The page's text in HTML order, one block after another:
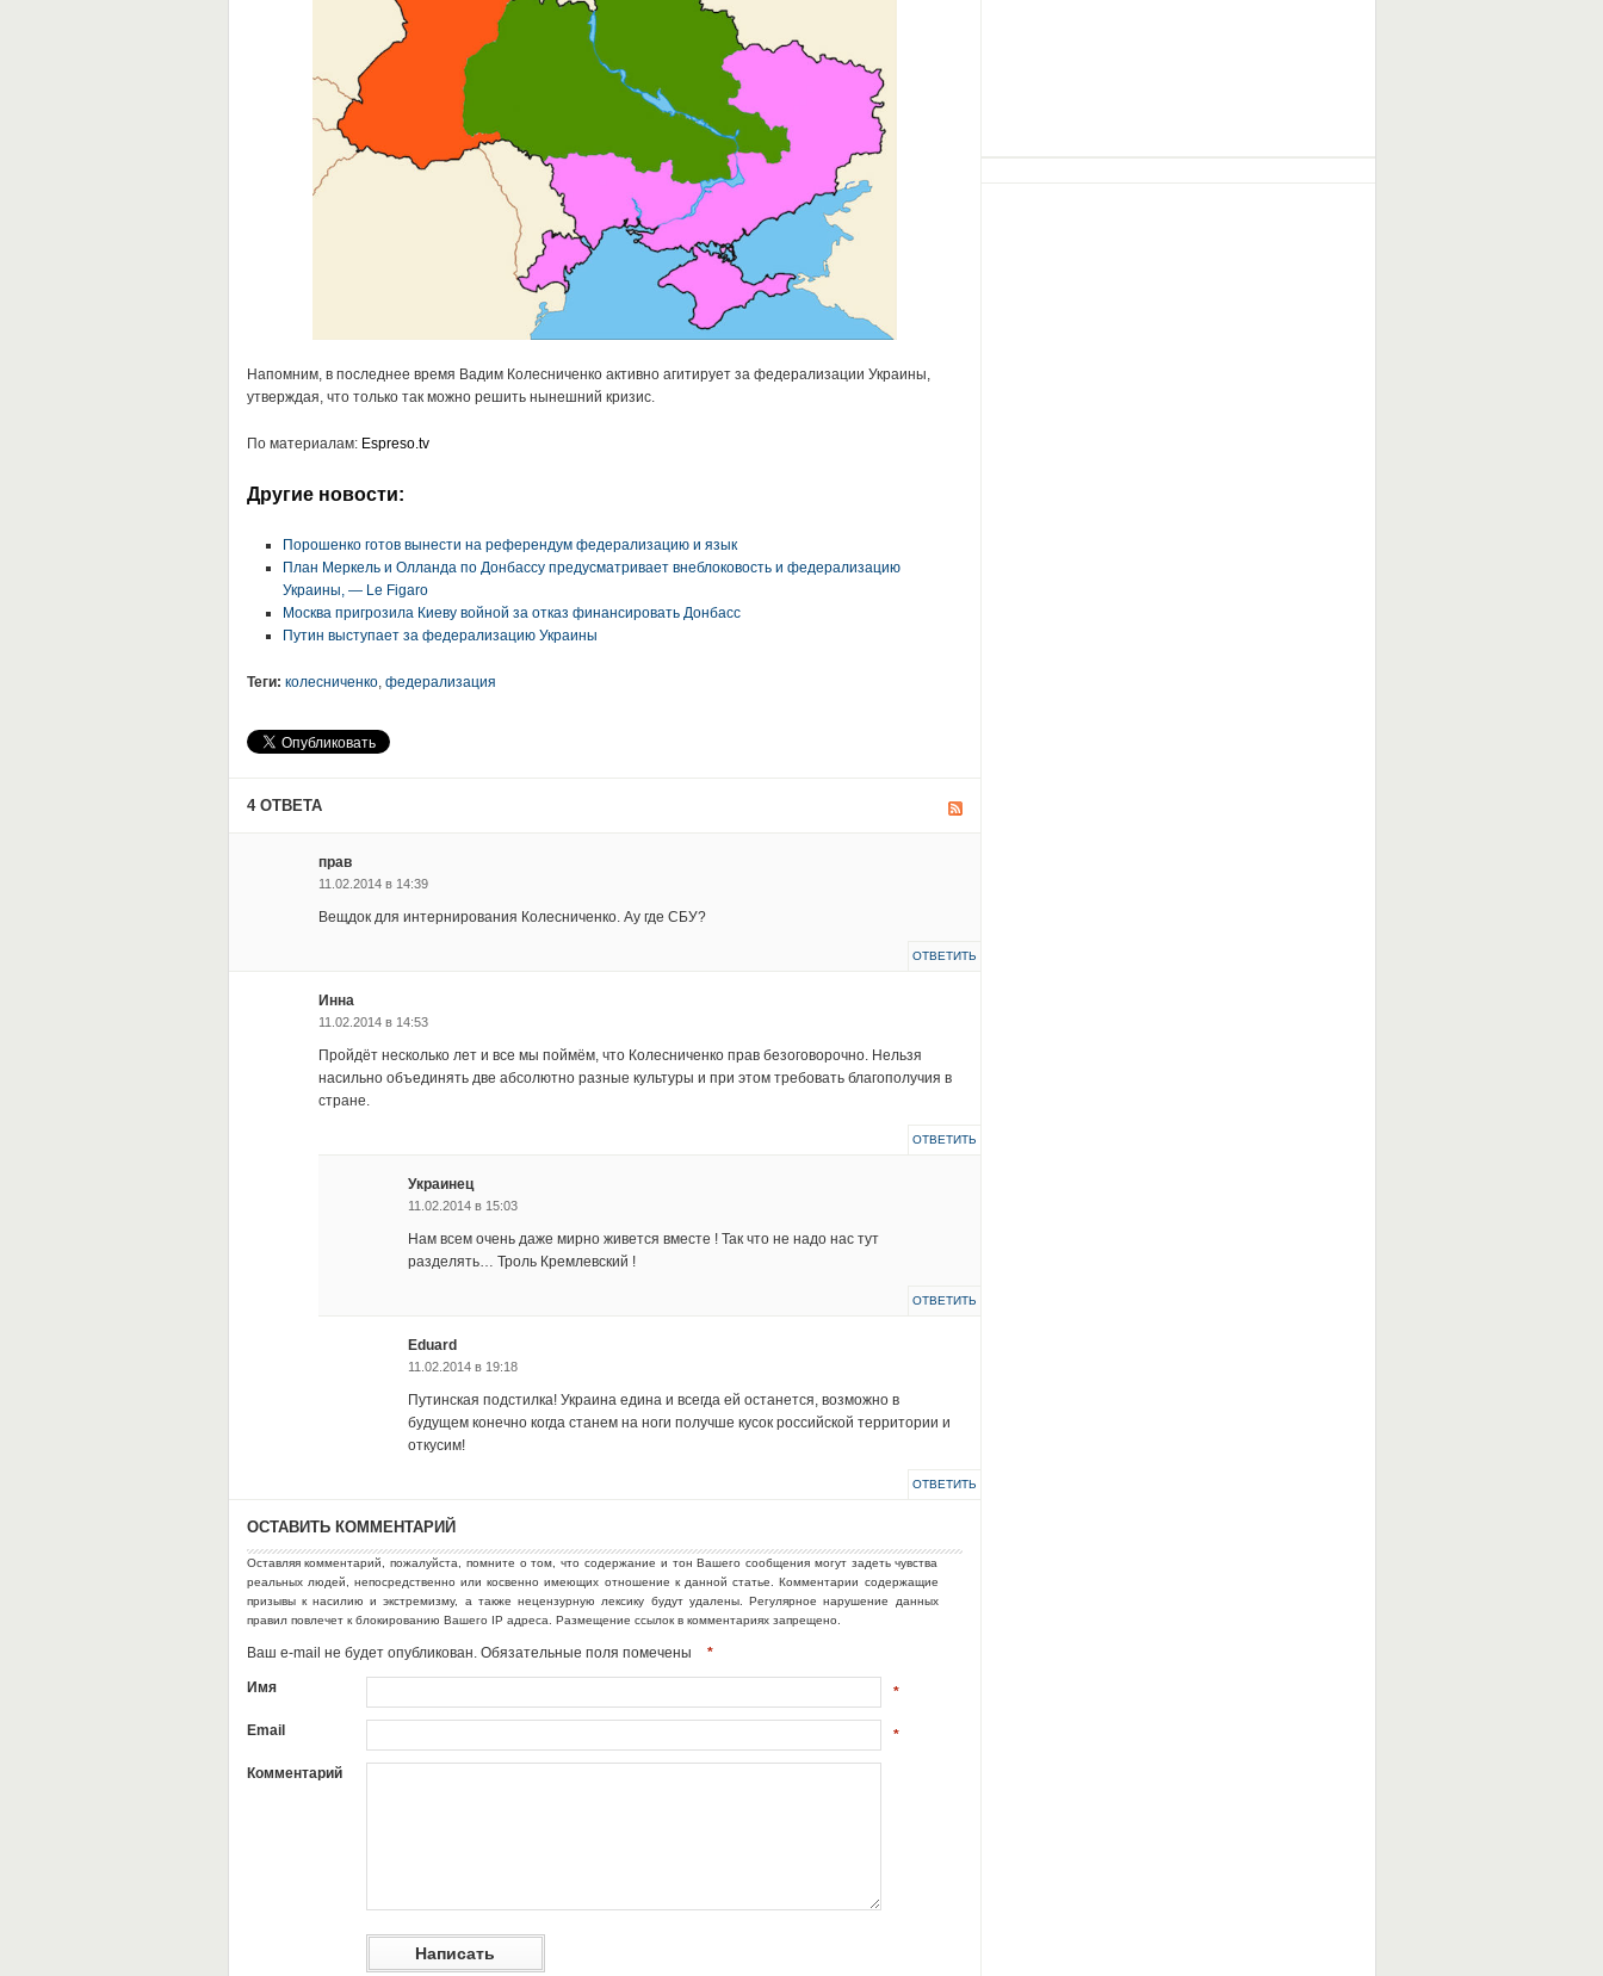
Напомним, в последнее время Вадим Колесниченко активно агитирует за федерализации Украины,
утверждая, что только так можно решить нынешний кризис.
По материалам: Espreso.tv
Другие новости:
Порошенко готов вынести на референдум федерализацию и язык
План Меркель и Олланда по Донбассу предусматривает внеблоковость и федерализацию
Украины, — Le Figaro
Москва пригрозила Киеву войной за отказ финансировать Донбасс
Путин выступает за федерализацию Украины
Теги: колесниченко, федерализация
4 ОТВЕТА
прав
11.02.2014 в 14:39
Вещдок для интернирования Колесниченко. Ау где СБУ?
ОТВЕТИТЬ
Инна
11.02.2014 в 14:53
Пройдёт несколько лет и все мы поймём, что Колесниченко прав безоговорочно. Нельзя
насильно объединять две абсолютно разные культуры и при этом требовать благополучия в
стране.
ОТВЕТИТЬ
Украинец
11.02.2014 в 15:03
Нам всем очень даже мирно живется вместе ! Так что не надо нас тут
разделять… Троль Кремлевский !
ОТВЕТИТЬ
Eduard
11.02.2014 в 19:18
Путинская подстилка! Украина едина и всегда ей останется, возможно в
будущем конечно когда станем на ноги получше кусок российской территории и
откусим!
ОТВЕТИТЬ
ОСТАВИТЬ КОММЕНТАРИЙ
Оставляя комментарий, пожалуйста, помните о том, что содержание и тон Вашего сообщения могут задеть чувства
реальных людей, непосредственно или косвенно имеющих отношение к данной статье. Комментарии содержащие
призывы к насилию и экстремизму, а также нецензурную лексику будут удалены. Регулярное нарушение данных
правил повлечет к блокированию Вашего IP адреса. Размещение ссылок в комментариях запрещено.
Ваш e-mail не будет опубликован. Обязательные поля помечены *
Имя *
Email *
Комментарий